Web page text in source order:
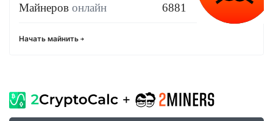
Майнеров онлайн 6881
Начать майнить